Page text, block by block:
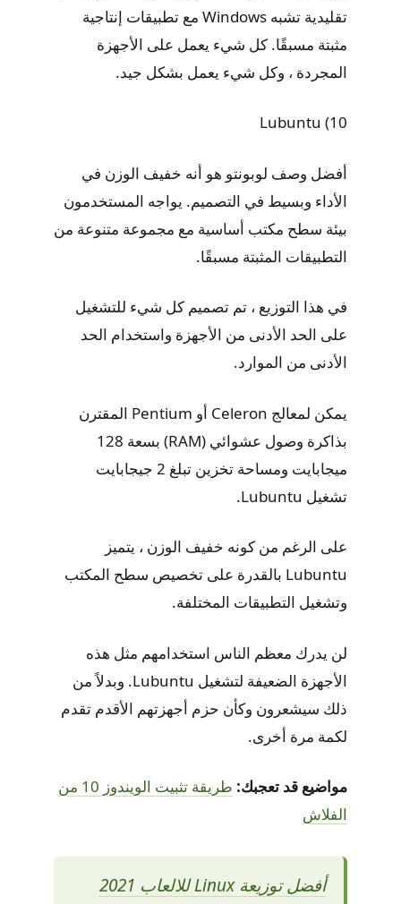
تقليدية تشبه Windows مع تطبيقات إنتاجية
مثبتة مسبقًا. كل شيء يعمل على الأجهزة
المجردة ، وكل شيء يعمل بشكل جيد.
10) Lubuntu
أفضل وصف لوبونتو هو أنه خفيف الوزن في
الأداء وبسيط في التصميم. يواجه المستخدمون
بيئة سطح مكتب أساسية مع مجموعة متنوعة من
التطبيقات المثبتة مسبقًا.
في هذا التوزيع ، تم تصميم كل شيء للتشغيل
على الحد الأدنى من الأجهزة واستخدام الحد
الأدنى من الموارد.
يمكن لمعالج Celeron أو Pentium المقترن
بذاكرة وصول عشوائي (RAM) بسعة 128
ميجابايت ومساحة تخزين تبلغ 2 جيجابايت
تشغيل Lubuntu.
على الرغم من كونه خفيف الوزن ، يتميز
Lubuntu بالقدرة على تخصيص سطح المكتب
وتشغيل التطبيقات المختلفة.
لن يدرك معظم الناس استخدامهم مثل هذه
الأجهزة الضعيفة لتشغيل Lubuntu. وبدلاً من
ذلك سيشعرون وكأن حزم أجهزتهم الأقدم تقدم
لكمة مرة أخرى.
مواضيع قد تعجبك:
طريقة تثبيت الويندوز 10 من
الفلاش
أفضل توزيعة Linux للالعاب 2021